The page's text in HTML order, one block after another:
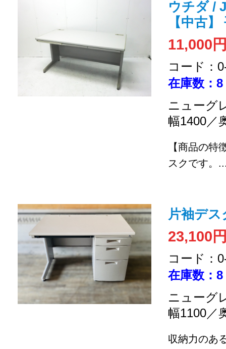
ウチダ /
【中古
11,000
コード：
在庫数：8
ニューグ
幅1400／
【商品の特
スクです。
片袖デ
23,100
コード：
在庫数：8
ニューグ
幅1100／
収納力のあ